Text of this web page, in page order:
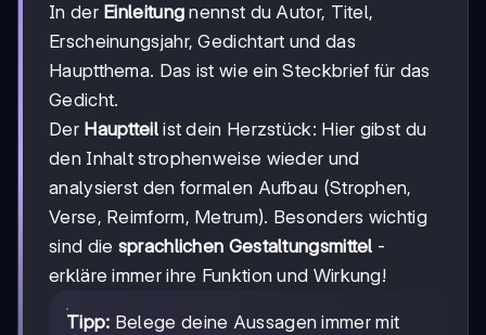
In der Einleitung nennst du Autor, Titel,
Erscheinungsjahr, Gedichtart und das
Hauptthema. Das ist wie ein Steckbrief für das
Gedicht.
Der Hauptteilist dein Herzstück: Hier gibst du
den Inhalt strophenweise wieder und
analysierst den formalen Aufbau (Strophen,
Verse, Reimform, Metrum). Besonders wichtig
sind die sprachlichen Gestaltungsmittel -
erkläre immer ihre Funktion und Wirkung!
Tipp: Belege deine Aussagen immer mit